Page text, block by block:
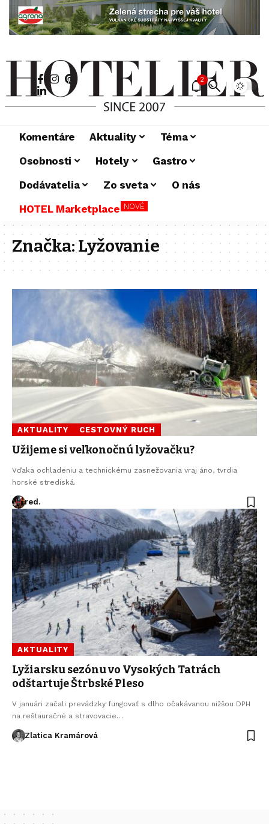
2
Komentáre Aktuality
Téma
Osobnosti
Hotely
Gastro
Dodávatelia
Zo sveta
O nás
HOTEL Marketplace NOVÉ
Značka:Lyžovanie
AKTUALITY CESTOVNÝ RUCH
Užijeme si veľkonočnú lyžovačku?
Vďaka ochladeniu a technickému zasnežovania vraj áno, tvrdia
horské strediská.
red.
AKTUALITY
Lyžiarsku sezónu vo Vysokých Tatrách
odštartuje Štrbské Pleso
V januári začali prevádzky fungovať s dlho očakávanou nižšou DPH
na reštauračné a stravovacie…
Zlatica Kramárová